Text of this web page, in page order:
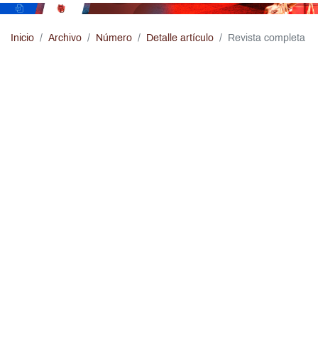
Pasar al contenido principal
Inicio Archivo Número Detalle artículo Revista completa